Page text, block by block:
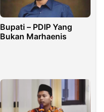
Bupati – PDIP Yang
Bukan Marhaenis